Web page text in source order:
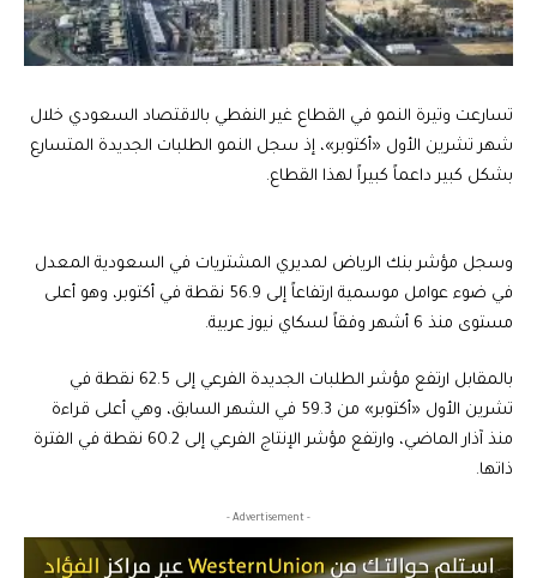
تسارعت وتيرة النمو في القطاع غير النفطي بالاقتصاد السعودي خلال
شهر تشرين الأول «أكتوبر»، إذ سجل النمو الطلبات الجديدة المتسارع
بشكل كبير داعماً كبيراً لهذا القطاع.
وسجل مؤشر بنك الرياض لمديري المشتريات في السعودية المعدل
في ضوء عوامل موسمية ارتفاعاً إلى 56.9 نقطة في أكتوبر، وهو أعلى
مستوى منذ 6 أشهر وفقاً لسكاي نيوز عربية.
بالمقابل ارتفع مؤشر الطلبات الجديدة الفرعي إلى 62.5 نقطة في
تشرين الأول «أكتوبر» من 59.3 في الشهر السابق، وهي أعلى قراءة
منذ آذار الماضي، وارتفع مؤشر الإنتاج الفرعي إلى 60.2 نقطة في الفترة
ذاتها.
- Advertisement -